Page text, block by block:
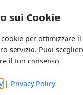
sui Cookie
per ottimizzare
servizio. Puoi
il tuo consenso.
| Privacy Policy